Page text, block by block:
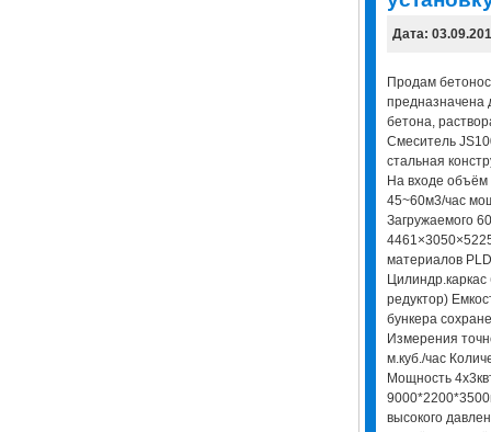
Дата:
Продам
предназначена
бетона,
Смеситель
стальная
На входе объём
45~60м3/час
Загружаемого
материалов
редуктор)
бункера
Измерения
м.куб./час
Мощность
высокого